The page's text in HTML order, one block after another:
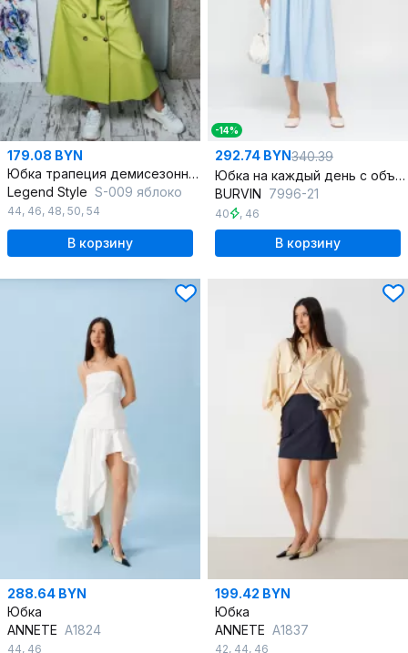
179.08 BYN
Юбка трапеция демисезонная из хлопкового текстиля
Legend Style S-009 яблоко
44, 46, 48, 50, 54
В корзину
-14%
292.74 BYN340.39
Юбка на каждый день с объемными складками, книзу расширенная
BURVIN 7996-21
40 , 46
В корзину
288.64 BYN
Юбка
ANNETE A1824
44, 46
199.42 BYN
Юбка
ANNETE A1837
42, 44, 46